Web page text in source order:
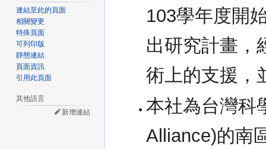
103學年度開
出研究計畫，
術上的支援，
本社為台灣科
Alliance)的南
連結至此的頁面
相關變更
特殊頁面
可列印版
靜態連結
頁面資訊
引用此頁面
其他語言
新增連結